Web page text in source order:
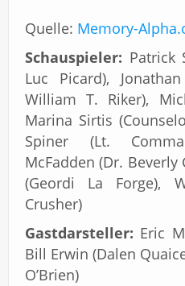
Quelle: Memory-
Schauspieler: Patrick
Luc Picard),
William T. Riker),
Marina Sirtis
Spiner (Lt.
McFadden (Dr. Beverly
(Geordi La Forge),
Crusher)
Gastdarsteller: Eric
Bill Erwin (Dalen
O’Brien)